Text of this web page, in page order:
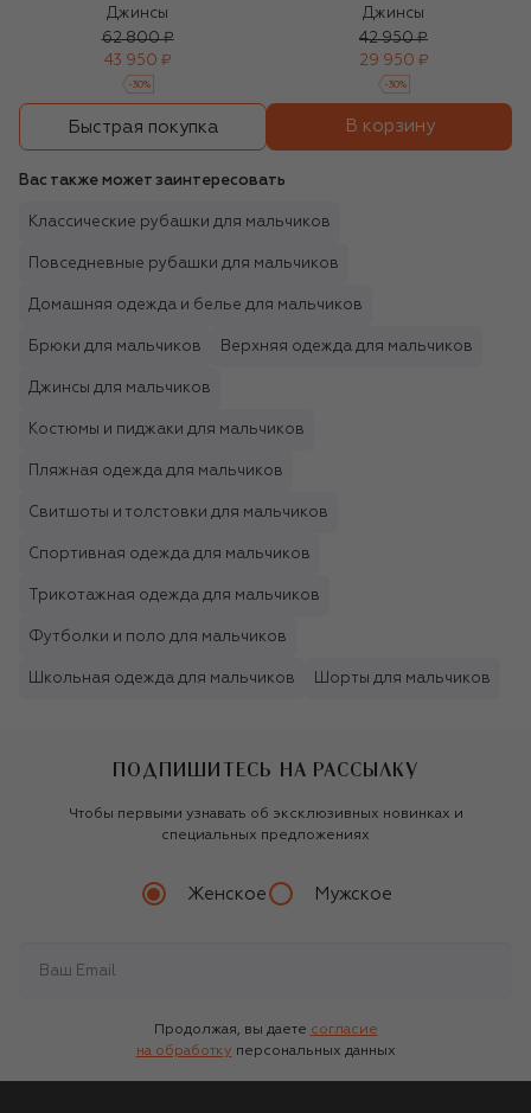
Джинсы
62 800 ₽
43 950 ₽
-30%
Джинсы
42 950 ₽
29 950 ₽
-30%
Быстрая покупка В корзину
Вас также может заинтересовать
Классические рубашки для мальчиков
Повседневные рубашки для мальчиков
Домашняя одежда и белье для мальчиков
Брюки для мальчиков Верхняя одежда для мальчиков
Джинсы для мальчиков
Костюмы и пиджаки для мальчиков
Пляжная одежда для мальчиков
Свитшоты и толстовки для мальчиков
Спортивная одежда для мальчиков
Трикотажная одежда для мальчиков
Футболки и поло для мальчиков
Школьная одежда для мальчиков Шорты для мальчиков
ПОДПИШИТЕСЬ НА РАССЫЛКУ
Чтобы первыми узнавать об эксклюзивных новинках и
специальных предложениях
Женское Мужское
Продолжая, вы даете согласие
на обработку персональных данных